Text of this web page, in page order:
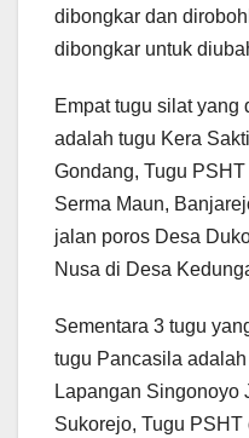
dibongkar dan
dibongkar untuk
Empat tugu silat yang
adalah tugu Kera
Gondang, Tugu
Serma Maun,
jalan poros Desa
Nusa di Desa
Sementara 3 tugu
tugu Pancasila
Lapangan Singonoyo
Sukorejo, Tugu PSHT